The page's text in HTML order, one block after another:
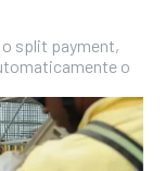
o split payment,
o